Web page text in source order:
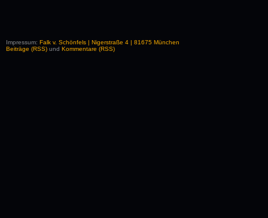
Impressum: Falk v. Schönfels | Nigerstraße 4 | 81675 München
Beiträge (RSS) und Kommentare (RSS)